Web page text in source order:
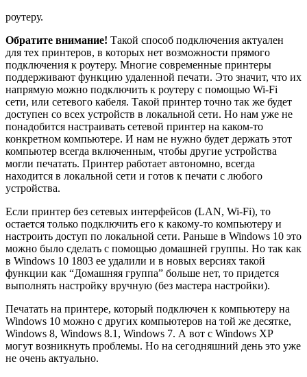
роутеру.
Обратите внимание! Такой способ подключения актуален
для тех принтеров, в которых нет возможности прямого
подключения к роутеру. Многие современные принтеры
поддерживают функцию удаленной печати. Это значит, что их
напрямую можно подключить к роутеру с помощью Wi-Fi
сети, или сетевого кабеля. Такой принтер точно так же будет
доступен со всех устройств в локальной сети. Но нам уже не
понадобится настраивать сетевой принтер на каком-то
конкретном компьютере. И нам не нужно будет держать этот
компьютер всегда включенным, чтобы другие устройства
могли печатать. Принтер работает автономно, всегда
находится в локальной сети и готов к печати с любого
устройства.
Если принтер без сетевых интерфейсов (LAN, Wi-Fi), то
остается только подключить его к какому-то компьютеру и
настроить доступ по локальной сети. Раньше в Windows 10 это
можно было сделать с помощью домашней группы. Но так как
в Windows 10 1803 ее удалили и в новых версиях такой
функции как “Домашняя группа” больше нет, то придется
выполнять настройку вручную (без мастера настройки).
Печатать на принтере, который подключен к компьютеру на
Windows 10 можно с других компьютеров на той же десятке,
Windows 8, Windows 8.1, Windows 7. А вот с Windows XP
могут возникнуть проблемы. Но на сегодняшний день это уже
не очень актуально.